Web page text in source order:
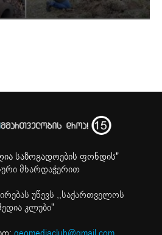
საზოგადოების ფონდის"
მხარდაჭერით
უწევს ,,საქართველოს
კლუბი"